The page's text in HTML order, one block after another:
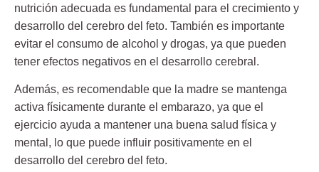
nutrición adecuada es fundamental para el crecimiento y
desarrollo del cerebro del feto. También es importante
evitar el consumo de alcohol y drogas, ya que pueden
tener efectos negativos en el desarrollo cerebral.
Además, es recomendable que la madre se mantenga
activa físicamente durante el embarazo, ya que el
ejercicio ayuda a mantener una buena salud física y
mental, lo que puede influir positivamente en el
desarrollo del cerebro del feto.